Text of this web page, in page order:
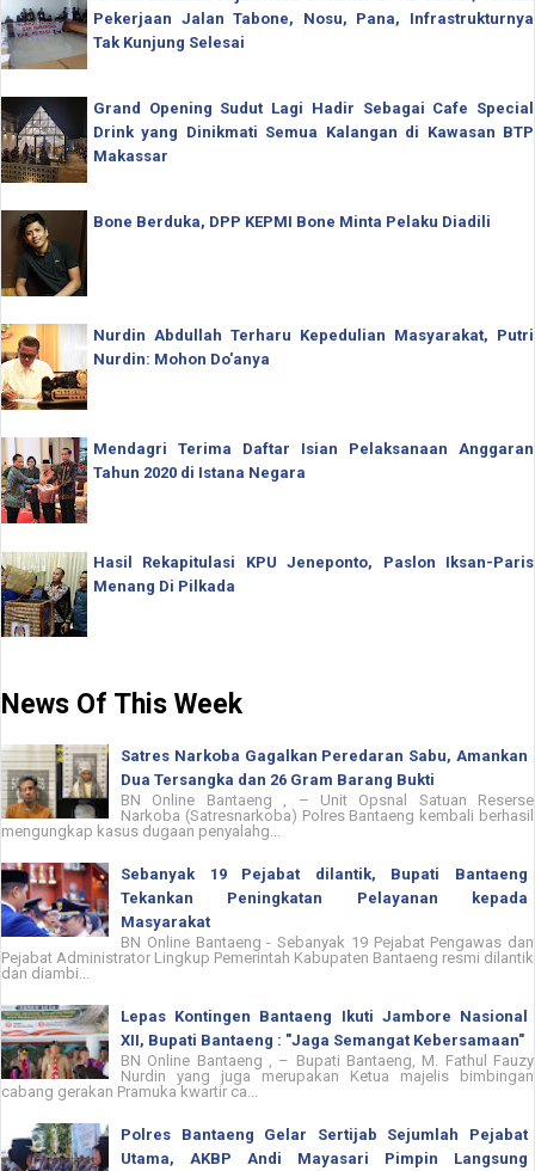
Pekerjaan Jalan Tabone, Nosu, Pana, Infrastrukturnya
Tak Kunjung Selesai
Grand Opening Sudut Lagi Hadir Sebagai Cafe Special
Drink yang Dinikmati Semua Kalangan di Kawasan BTP
Makassar
Bone Berduka, DPP KEPMI Bone Minta Pelaku Diadili
Nurdin Abdullah Terharu Kepedulian Masyarakat, Putri
Nurdin: Mohon Do'anya
Mendagri Terima Daftar Isian Pelaksanaan Anggaran
Tahun 2020 di Istana Negara
Hasil Rekapitulasi KPU Jeneponto, Paslon Iksan-Paris
Menang Di Pilkada
News Of This Week
Satres Narkoba Gagalkan Peredaran Sabu, Amankan
Dua Tersangka dan 26 Gram Barang Bukti
BN Online Bantaeng , – Unit Opsnal Satuan Reserse
Narkoba (Satresnarkoba) Polres Bantaeng kembali berhasil
mengungkap kasus dugaan penyalahg...
Sebanyak 19 Pejabat dilantik, Bupati Bantaeng
Tekankan Peningkatan Pelayanan kepada
Masyarakat
BN Online Bantaeng - Sebanyak 19 Pejabat Pengawas dan
Pejabat Administrator Lingkup Pemerintah Kabupaten Bantaeng resmi dilantik
dan diambi...
Lepas Kontingen Bantaeng Ikuti Jambore Nasional
XII, Bupati Bantaeng : "Jaga Semangat Kebersamaan"
BN Online Bantaeng , – Bupati Bantaeng, M. Fathul Fauzy
Nurdin yang juga merupakan Ketua majelis bimbingan
cabang gerakan Pramuka kwartir ca...
Polres Bantaeng Gelar Sertijab Sejumlah Pejabat
Utama, AKBP Andi Mayasari Pimpin Langsung